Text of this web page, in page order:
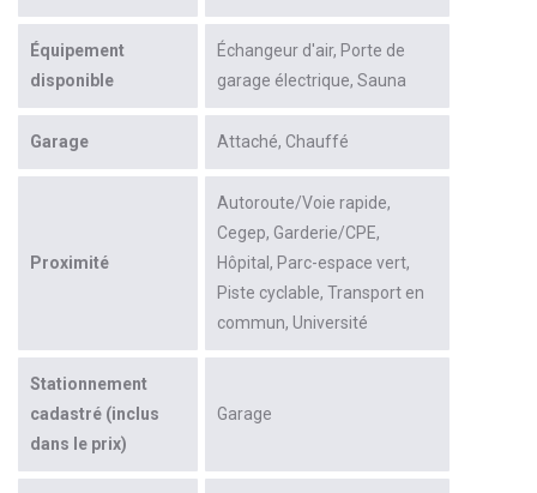
Équipement
disponible
Échangeur d'air Porte de
garage électrique Sauna
Garage Attaché Chauffé
Proximité
Autoroute/Voie rapide
Cegep Garderie/CPE
Hôpital Parc-espace vert
Piste cyclable Transport en
commun Université
Stationnement
cadastré (inclus
dans le prix)
Garage